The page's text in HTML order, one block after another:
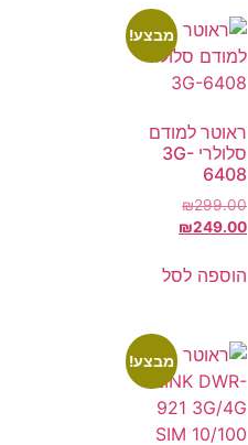
מבצע!
ראוטר למודם
סלולרי 3G-
6408
₪299.00
₪249.00
הוספה לסל
מבצע!